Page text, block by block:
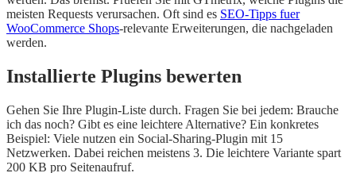
meisten Requests verursachen. Oft sind es SEO-Tipps fuer
WooCommerce Shops-relevante Erweiterungen, die nachgeladen
werden.
Installierte Plugins bewerten
Gehen Sie Ihre Plugin-Liste durch. Fragen Sie bei jedem: Brauche
ich das noch? Gibt es eine leichtere Alternative? Ein konkretes
Beispiel: Viele nutzen ein Social-Sharing-Plugin mit 15
Netzwerken. Dabei reichen meistens 3. Die leichtere Variante spart
200 KB pro Seitenaufruf.